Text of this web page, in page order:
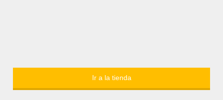
Ir a la tienda